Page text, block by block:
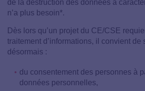
de la destruction des données à
n’a plus besoin*.
Dès lors qu’un projet du CE/CSE
traitement d’informations, il convient de
désormais :
du consentement des personnes à
données personnelles,